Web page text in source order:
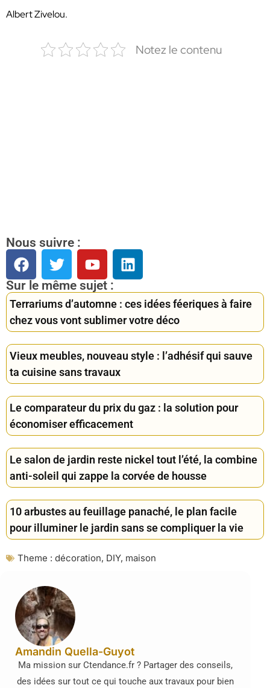
Albert Zivelou.
Notez le contenu
Nous suivre :
Sur le même sujet :
Terrariums d’automne : ces idées féeriques à faire
chez vous vont sublimer votre déco
Vieux meubles, nouveau style : l’adhésif qui sauve
ta cuisine sans travaux
Le comparateur du prix du gaz : la solution pour
économiser efficacement
Le salon de jardin reste nickel tout l’été, la combine
anti-soleil qui zappe la corvée de housse
10 arbustes au feuillage panaché, le plan facile
pour illuminer le jardin sans se compliquer la vie
Theme : décoration, DIY, maison
Amandin Quella-Guyot
Ma mission sur Ctendance.fr ? Partager des conseils,
des idées sur tout ce qui touche aux travaux pour bien